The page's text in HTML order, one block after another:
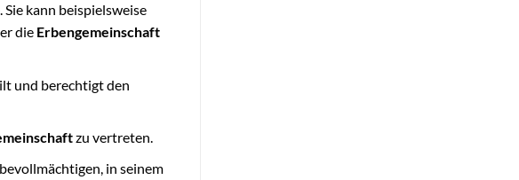
kann beispielsweise
die Erbengemeinschaft
und berechtigt den
zu vertreten.
in seinem